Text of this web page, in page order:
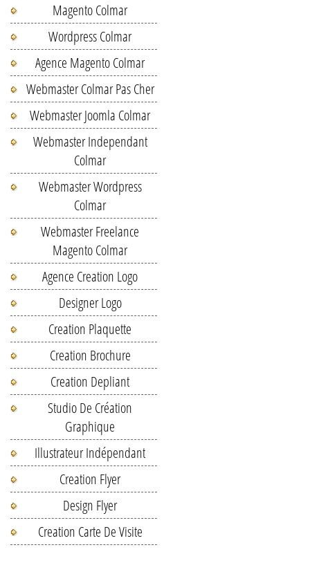
Magento Colmar
Wordpress Colmar
Agence Magento Colmar
Webmaster Colmar Pas Cher
Webmaster Joomla Colmar
Webmaster Independant
Colmar
Webmaster Wordpress
Colmar
Webmaster Freelance
Magento Colmar
Agence Creation Logo
Designer Logo
Creation Plaquette
Creation Brochure
Creation Depliant
Studio De Création
Graphique
Illustrateur Indépendant
Creation Flyer
Design Flyer
Creation Carte De Visite